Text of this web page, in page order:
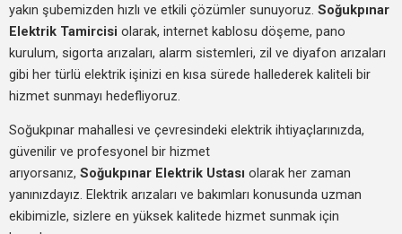
yakın şubemizden hızlı ve etkili çözümler sunuyoruz. Soğukpınar
Elektrik Tamircisi olarak, internet kablosu döşeme, pano
kurulum, sigorta arızaları, alarm sistemleri, zil ve diyafon arızaları
gibi her türlü elektrik işinizi en kısa sürede hallederek kaliteli bir
hizmet sunmayı hedefliyoruz.
Soğukpınar mahallesi ve çevresindeki elektrik ihtiyaçlarınızda,
güvenilir ve profesyonel bir hizmet
arıyorsanız, Soğukpınar Elektrik Ustası olarak her zaman
yanınızdayız. Elektrik arızaları ve bakımları konusunda uzman
ekibimizle, sizlere en yüksek kalitede hizmet sunmak için